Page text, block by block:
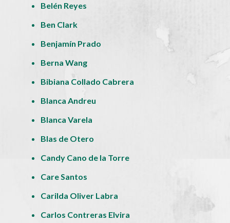
Belén Reyes
Ben Clark
Benjamín Prado
Berna Wang
Bibiana Collado Cabrera
Blanca Andreu
Blanca Varela
Blas de Otero
Candy Cano de la Torre
Care Santos
Carilda Oliver Labra
Carlos Contreras Elvira